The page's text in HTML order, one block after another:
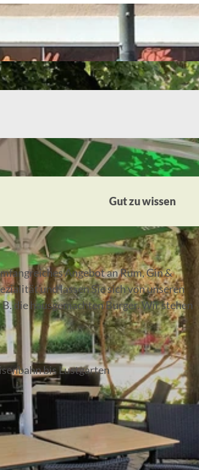
Gut zu wissen
Angebot an Rum, Gin &
und lassen Sie sich von unseren
die hausgemachten Burger. Wir stehen
bis Lustgarten